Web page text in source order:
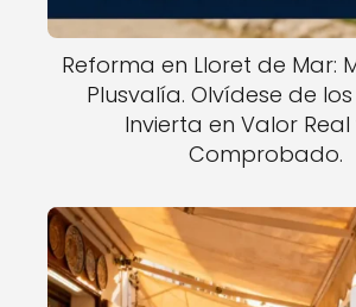
Reforma en Lloret de Mar:
Plusvalía. Olvídese de los
Invierta en Valor Real
Comprobado.